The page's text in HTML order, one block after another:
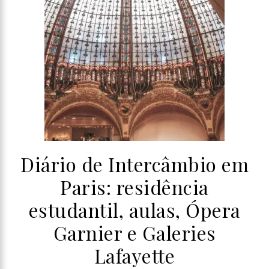
Diário de Intercâmbio em
Paris: residência
estudantil, aulas, Ópera
Garnier e Galeries
Lafayette